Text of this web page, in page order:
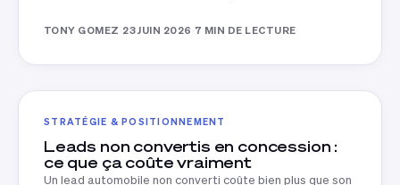
TONY GOMEZ ·23 JUIN 2026 ·7 MIN DE LECTURE
STRATÉGIE & POSITIONNEMENT
Leads non convertis en concession :
ce que ça coûte vraiment
Un lead automobile non converti coûte bien plus que son